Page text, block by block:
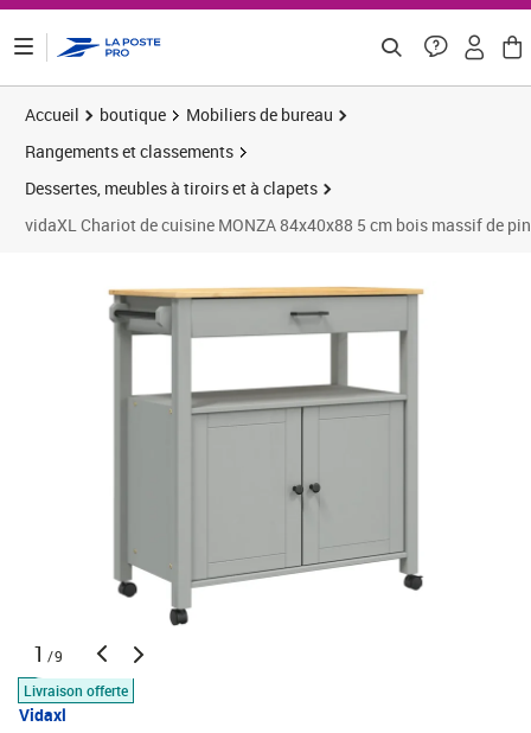
Accueil boutique
Mobiliers de bureau
Rangements et classements
Dessertes, meubles à tiroirs et à clapets
vidaXL Chariot de cuisine MONZA 84x40x88 5 cm bois massif de pin
1 /9
Livraison offerte
Vidaxl